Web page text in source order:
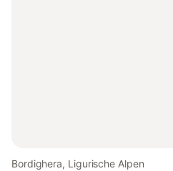
Bordighera, Ligurische Alpen